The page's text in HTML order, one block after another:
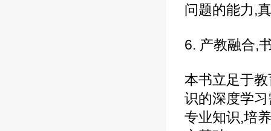
问题的能力,
6. 产教融合,
本书立足于
识的深度学
专业知识,培